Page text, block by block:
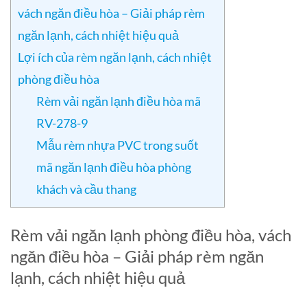
vách ngăn điều hòa – Giải pháp rèm
ngăn lạnh, cách nhiệt hiệu quả
Lợi ích của rèm ngăn lạnh, cách nhiệt
phòng điều hòa
Rèm vải ngăn lạnh điều hòa mã
RV-278-9
Mẫu rèm nhựa PVC trong suốt
mã ngăn lạnh điều hòa phòng
khách và cầu thang
Rèm vải ngăn lạnh phòng điều hòa, vách
ngăn điều hòa – Giải pháp rèm ngăn
lạnh, cách nhiệt hiệu quả